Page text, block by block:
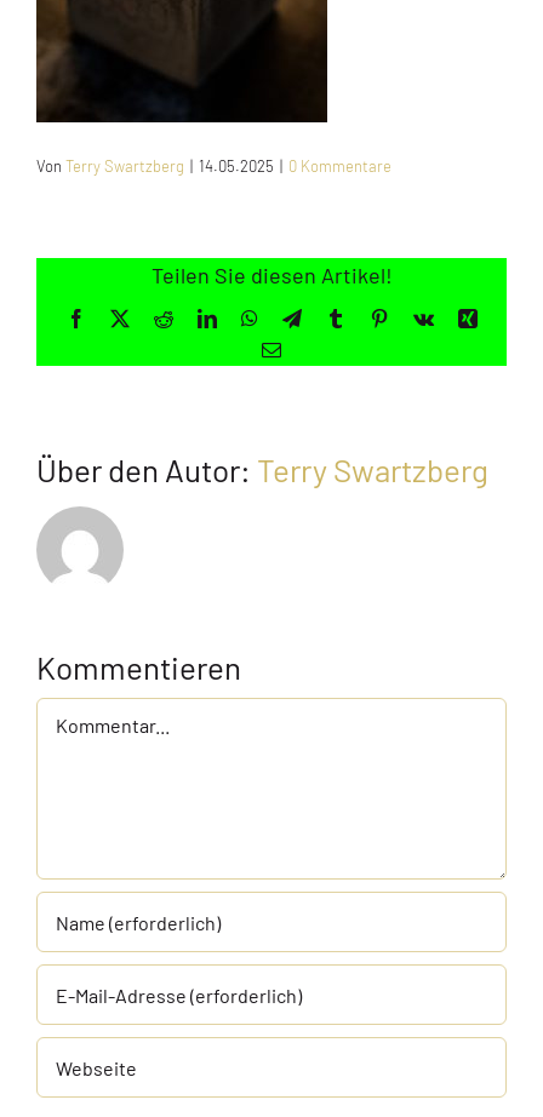
Jugendliche
Kontakt
Von Terry Swartzberg | 14.05.2025 | 0 Kommentare
Teilen Sie diesen Artikel!
Facebook
X RedditLinkedInWhatsApp
TelegramTumblrPinterest
Vk
Xing
E-
Mail
Über den Autor: Terry Swartzberg
Kommentieren
Kommentar